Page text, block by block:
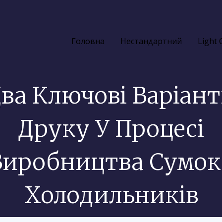
Головна Нестандартний Light
Ключові
Друку У Процесі
Холодильників